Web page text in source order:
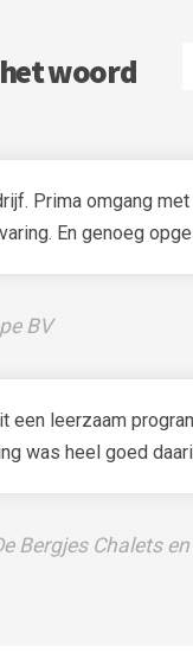
woord
Prima omgang
En genoeg
BV
een leerzaam
was heel goed
Bergjes Chalets